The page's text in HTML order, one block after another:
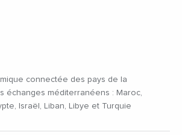
connectée des pays de la
échanges méditerranéens : Maroc,
Israël, Liban, Libye et Turquie